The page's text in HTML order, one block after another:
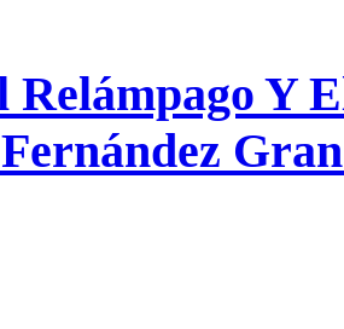
Relámpago Y